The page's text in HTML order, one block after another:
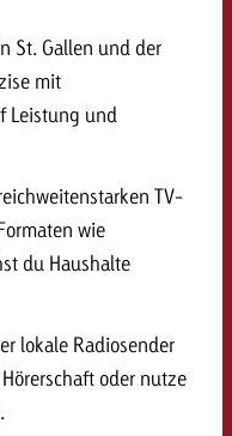
St. Gallen und der
mit
Leistung und
TV-
wie
du Haushalte
lokale Radiosender
oder nutze